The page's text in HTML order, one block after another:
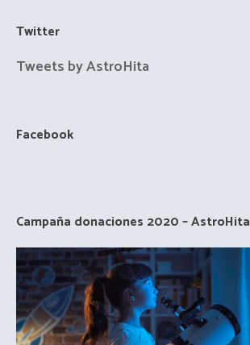
Twitter
Tweets by AstroHita
Facebook
Campaña donaciones 2020 – AstroHita